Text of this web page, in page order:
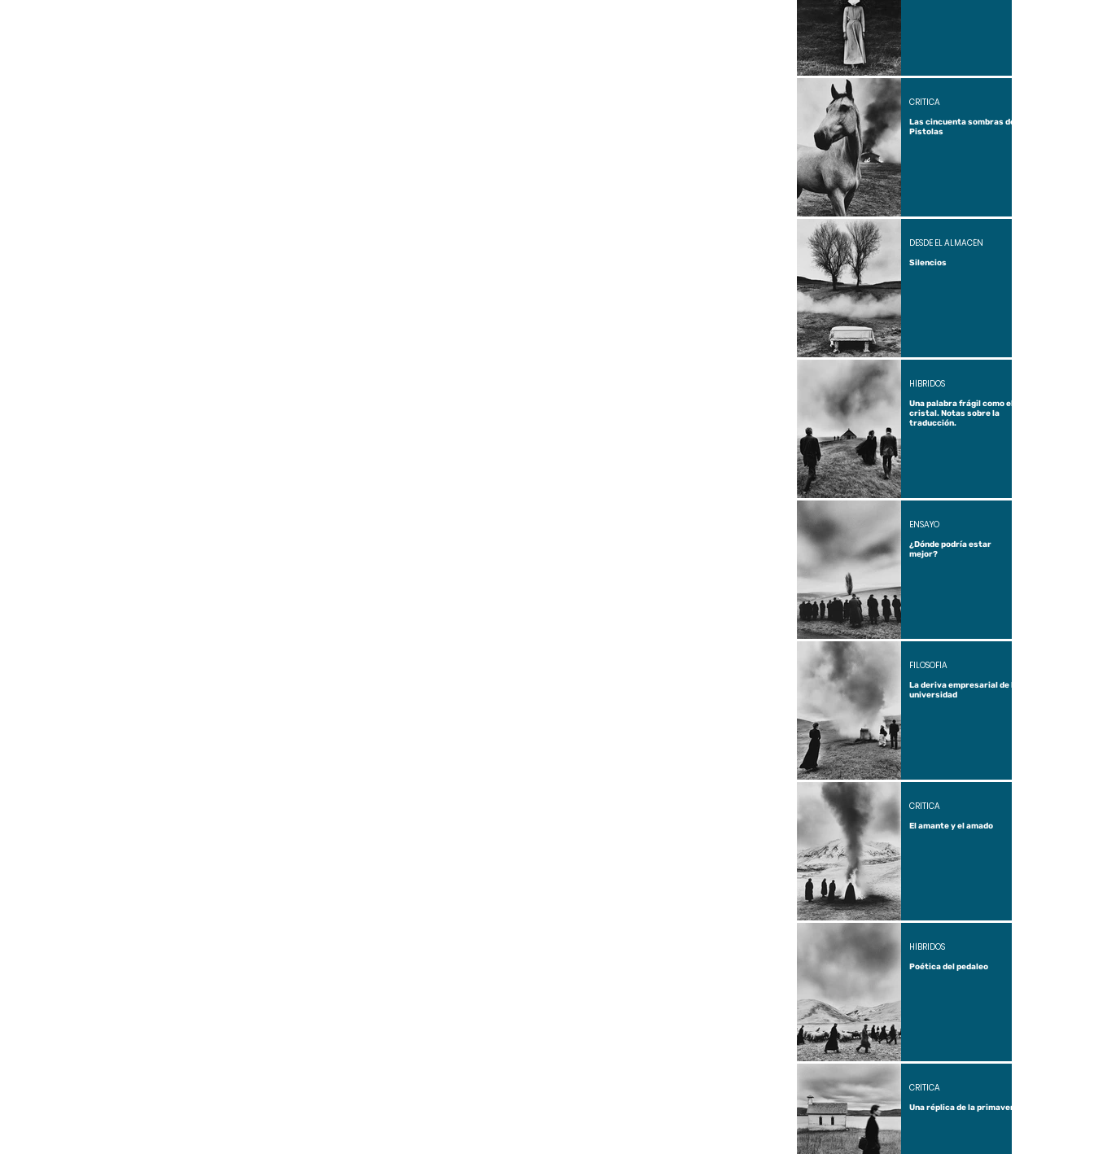
Las cincuenta sombras de
Pistolas
CRÍTICA
Silencios
DESDE EL ALMACÉN
Una palabra frágil como el
cristal. Notas sobre la
traducción.
HÍBRIDOS
¿Dónde podría estar
mejor?
ENSAYO
La deriva empresarial de la
universidad
FILOSOFÍA
El amante y el amado
CRÍTICA
Poética del pedaleo
HÍBRIDOS
Una réplica de la primavera
CRÍTICA